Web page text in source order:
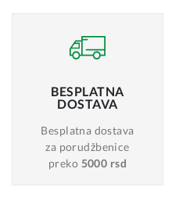
BESPLATNA
DOSTAVA
Besplatna dostava
za porudžbenice
preko 5000 rsd